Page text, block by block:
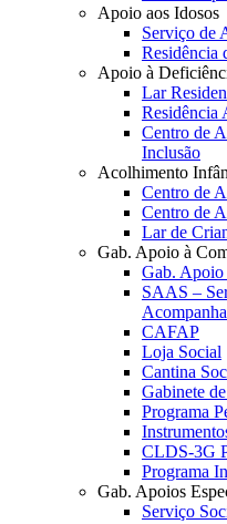
Apoio aos Idosos
Serviço de
Residência
Apoio à
Lar
Residência
Centro de
Inclusão
Acolhimento
Centro de
Centro de
Lar de
Gab. Apoio à
Gab. Apoio
SAAS –
CAFAP
Loja Social
Cantina
Gabinete
Programa
CLDS-3G
Programa
Gab. Apoios
Serviço